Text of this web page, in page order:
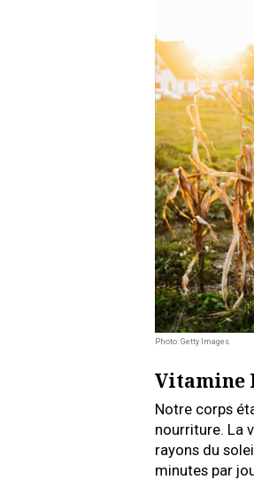
Photo: Getty Images
Vitamine
Notre corps
nourriture. La
rayons du
minutes par